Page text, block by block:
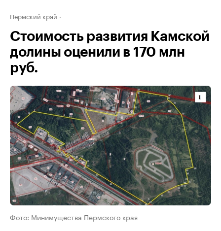
Пермский край
Стоимость развития Камской
долины оценили в 170 млн
руб.
Фото: Минимущества Пермского края